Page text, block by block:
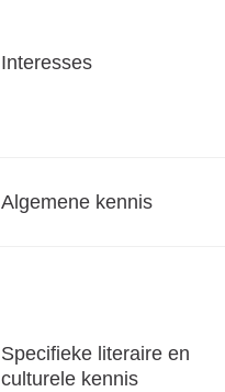
Interesses
Algemene kennis
Specifieke literaire en
culturele kennis